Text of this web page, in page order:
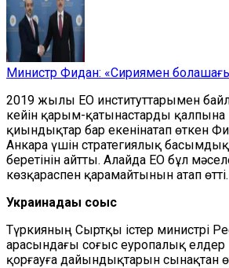
Министр Фидан: «Сириямен
2019 жылы ЕО институттарымен
кейін қарым-қатынастарды қалпына
қиындықтар бар екенінатап өткен
Анкара үшін стратегиялық
беретінін айтты. Алайда ЕО бұл
көзқараспен қарамайтынын атап өтті.
Украинадағы соғыс
Түркияның Сыртқы істер министрі
арасындағы соғыс еуропалық елдер
қорғауға дайындықтарын сынақтан